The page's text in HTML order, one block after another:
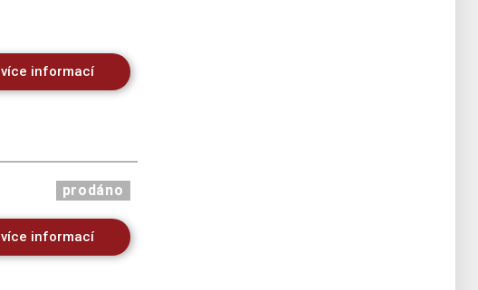
více informací
prodáno
více informací